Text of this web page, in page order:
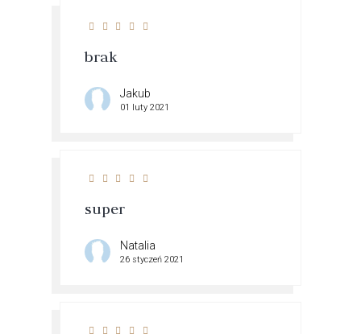
brak
Jakub
01 luty 2021
super
Natalia
26 styczeń 2021